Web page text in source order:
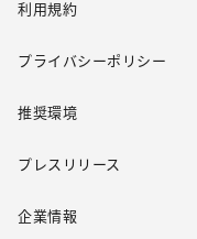
利用規約
プライバシーポリシー
推奨環境
プレスリリース
企業情報